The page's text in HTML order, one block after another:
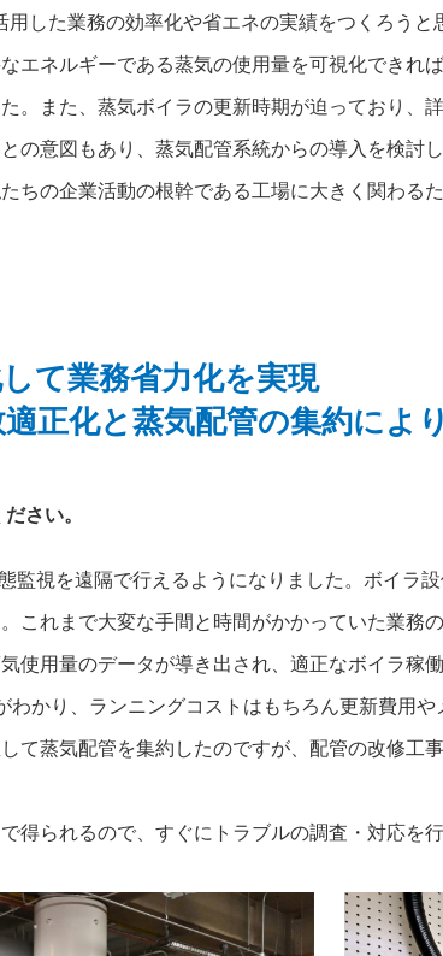
した業務の効率化や省エネの実績をつくろうと
エネルギーである蒸気の使用量を可視化できれ
。また、蒸気ボイラの更新時期が迫っており、
の意図もあり、蒸気配管系統からの導入を検討し
ちの企業活動の根幹である工場に大きく関わる
て業務省力化を実現
正化と蒸気配管の集約によ
さい。
監視を遠隔で行えるようになりました。ボイラ
これまで大変な手間と時間がかかっていた業務
使用量のデータが導き出され、適正なボイラ稼
わかり、ランニングコストはもちろん更新費用
て蒸気配管を集約したのですが、配管の改修工
得られるので、すぐにトラブルの調査・対応を